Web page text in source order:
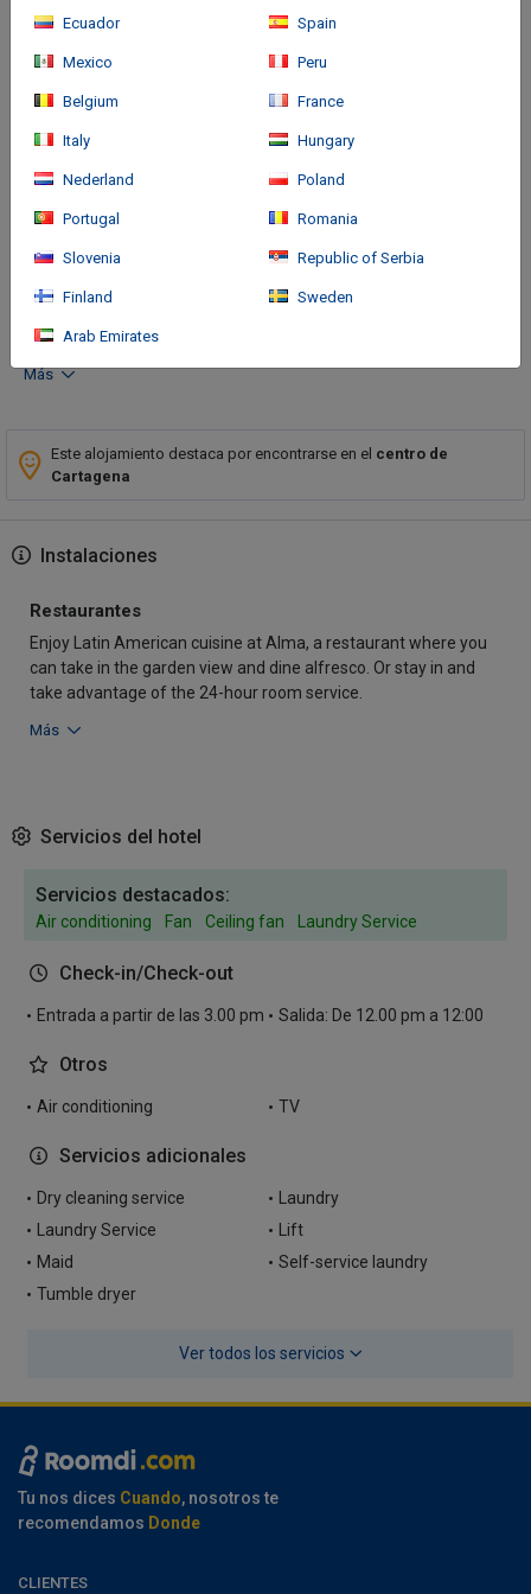
Cómo llegar
With a stay at Hotel Casa San Agustin, you'll be centrally located
in Cartagena, just a 3-minute walk from Clock Tower and 9
This luxury hotel is 2 mi (3.
Más
Este alojamiento destaca por encontrarse en el centro de
Cartagena
Instalaciones
Restaurantes
Enjoy Latin American cuisine at Alma, a restaurant where you
can take in the garden view and dine alfresco. Or stay in and
take advantage of the 24-hour room service.
Más
Servicios del hotel
Servicios destacados:
Air conditioning Fan Ceiling fan Laundry Service
Check-in/Check-out
Entrada a partir de las 3.00 pm Salida: De 12.00 pm a 12:00
Otros
Air conditioning TV
Servicios adicionales
Dry cleaning service
Laundry
Laundry Service
Lift
Maid
Self-service laundry
Tumble dryer
Ver todos los servicios
Tu nos dices Cuando, nosotros te
recomendamos Donde
CLIENTES
Ecuador Spain
Mexico Peru
Belgium France
Italy Hungary
Nederland Poland
Portugal Romania
Slovenia Republic of Serbia
Finland Sweden
Arab Emirates